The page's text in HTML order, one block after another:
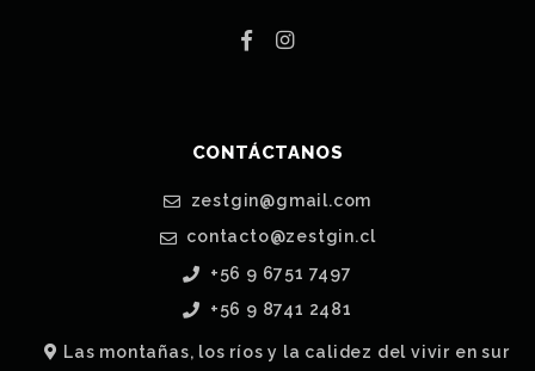
CONTÁCTANOS
zestgin@gmail.com
contacto@zestgin.cl
+56 9 6751 7497
+56 9 8741 2481
Las montañas, los ríos y la calidez del vivir en sur